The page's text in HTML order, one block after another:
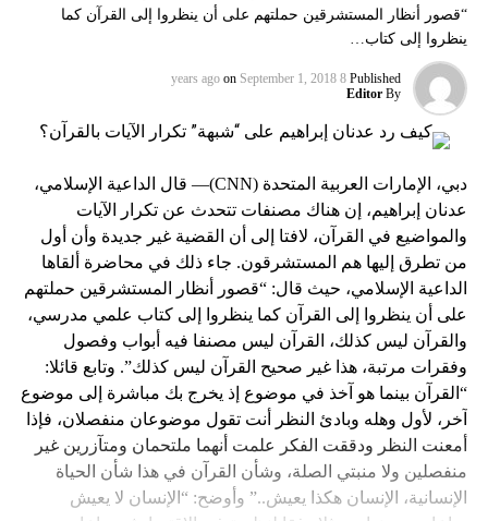
“قصور أنظار المستشرقين حملتهم على أن ينظروا إلى القرآن كما
ينظروا إلى كتاب…
Published
8 years ago
on September 1, 2018
By
Editor
دبي، الإمارات العربية المتحدة (CNN)— قال الداعية الإسلامي،
عدنان إبراهيم، إن هناك مصنفات تتحدث عن تكرار الآيات
والمواضيع في القرآن، لافتا إلى أن القضية غير جديدة وأن أول
من تطرق إليها هم المستشرقون. جاء ذلك في محاضرة ألقاها
الداعية الإسلامي، حيث قال: “قصور أنظار المستشرقين حملتهم
على أن ينظروا إلى القرآن كما ينظروا إلى كتاب علمي مدرسي،
والقرآن ليس كذلك، القرآن ليس مصنفا فيه أبواب وفصول
وفقرات مرتبة، هذا غير صحيح القرآن ليس كذلك”. وتابع قائلا:
“القرآن بينما هو آخذ في موضوع إذ يخرج بك مباشرة إلى موضوع
آخر، لأول وهله وبادئ النظر أنت تقول موضوعان منفصلان، فإذا
أمعنت النظر ودققت الفكر علمت أنهما ملتحمان ومتآزرين غير
منفصلين ولا منبتي الصلة، وشأن القرآن في هذا شأن الحياة
الإنسانية، الإنسان هكذا يعيش..” وأوضح: “الإنسان لا يعيش